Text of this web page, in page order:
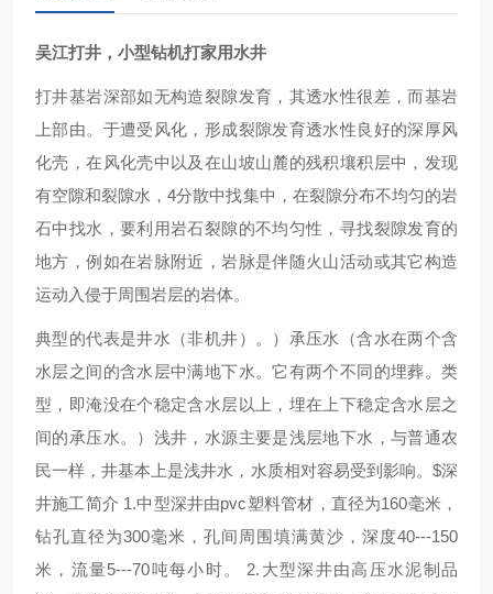
吴江打井，小型钻机打家用水井
打井基岩深部如无构造裂隙发育，其透水性很差，而基岩
上部由。于遭受风化，形成裂隙发育透水性良好的深厚风
化壳，在风化壳中以及在山坡山麓的残积壤积层中，发现
有空隙和裂隙水，4分散中找集中，在裂隙分布不均匀的岩
石中找水，要利用岩石裂隙的不均匀性，寻找裂隙发育的
地方，例如在岩脉附近，岩脉是伴随火山活动或其它构造
运动入侵于周围岩层的岩体。
典型的代表是井水（非机井）。）承压水（含水在两个含
水层之间的含水层中满地下水。它有两个不同的埋葬。类
型，即淹没在个稳定含水层以上，埋在上下稳定含水层之
间的承压水。）浅井，水源主要是浅层地下水，与普通农
民一样，井基本上是浅井水，水质相对容易受到影响。$深
井施工简介 1.中型深井由pvc塑料管材，直径为160毫米，
钻孔直径为300毫米，孔间周围填满黄沙，深度40---150
米，流量5---70吨每小时。 2.大型深井由高压水泥制品